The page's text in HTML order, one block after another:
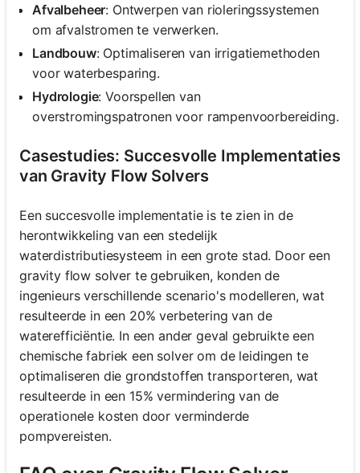
Afvalbeheer: Ontwerpen van rioleringssystemen
om afvalstromen te verwerken.
Landbouw: Optimaliseren van irrigatiemethoden
voor waterbesparing.
Hydrologie: Voorspellen van
overstromingspatronen voor rampenvoorbereiding.
Casestudies: Succesvolle Implementaties
van Gravity Flow Solvers
Een succesvolle implementatie is te zien in de
herontwikkeling van een stedelijk
waterdistributiesysteem in een grote stad. Door een
gravity flow solver te gebruiken, konden de
ingenieurs verschillende scenario's modelleren, wat
resulteerde in een 20% verbetering van de
waterefficiëntie. In een ander geval gebruikte een
chemische fabriek een solver om de leidingen te
optimaliseren die grondstoffen transporteren, wat
resulteerde in een 15% vermindering van de
operationele kosten door verminderde
pompvereisten.